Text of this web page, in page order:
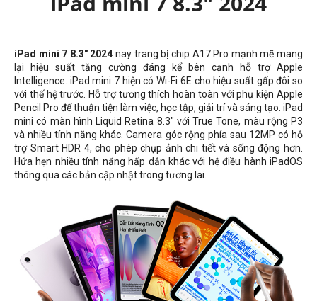
iPad mini 7 8.3" 2024 nay trang bị chip A17 Pro mạnh mẽ mang
lại hiệu suất tăng cường đáng kể bên cạnh hỗ trợ Apple
Intelligence. iPad mini 7 hiện có Wi-Fi 6E cho hiệu suất gấp đôi so
với thế hệ trước. Hỗ trợ tương thích hoàn toàn với phụ kiện Apple
Pencil Pro để thuận tiện làm việc, học tập, giải trí và sáng tạo. iPad
mini có màn hình Liquid Retina 8.3" với True Tone, màu rộng P3
và nhiều tính năng khác. Camera góc rộng phía sau 12MP có hỗ
trợ Smart HDR 4, cho phép chụp ảnh chi tiết và sống động hơn.
Hứa hẹn nhiều tính năng hấp dẫn khác với hệ điều hành iPadOS
thông qua các bản cập nhật trong tương lai.